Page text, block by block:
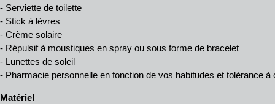
- Serviette de toilette
- Stick à lèvres
- Crème solaire
- Répulsif à moustiques en spray ou sous forme de bracelet
- Lunettes de soleil
- Pharmacie personnelle en fonction de vos habitudes et tolérance
Matériel